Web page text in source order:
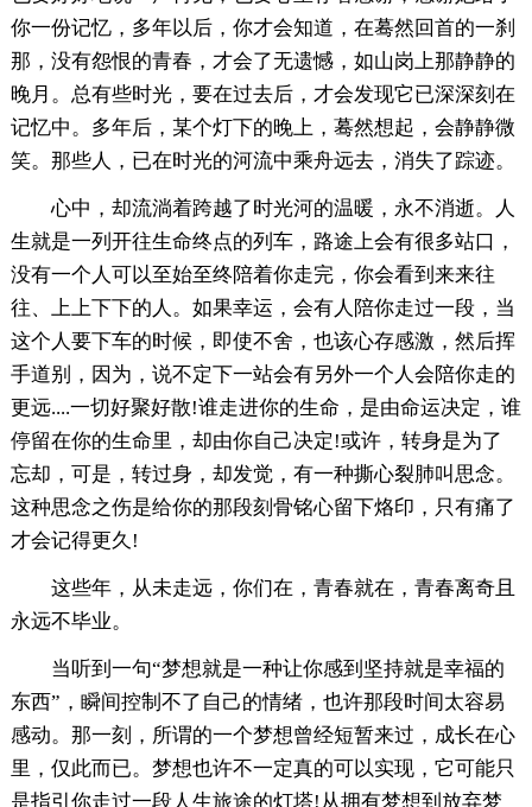
你一份记忆，多年以后，你才会知道，在蓦然回首的一刹
那，没有怨恨的青春，才会了无遗憾，如山岗上那静静的
晚月。总有些时光，要在过去后，才会发现它已深深刻在
记忆中。多年后，某个灯下的晚上，蓦然想起，会静静微
笑。那些人，已在时光的河流中乘舟远去，消失了踪迹。
心中，却流淌着跨越了时光河的温暖，永不消逝。人
生就是一列开往生命终点的列车，路途上会有很多站口，
没有一个人可以至始至终陪着你走完，你会看到来来往
往、上上下下的人。如果幸运，会有人陪你走过一段，当
这个人要下车的时候，即使不舍，也该心存感激，然后挥
手道别，因为，说不定下一站会有另外一个人会陪你走的
更远....一切好聚好散!谁走进你的生命，是由命运决定，谁
停留在你的生命里，却由你自己决定!或许，转身是为了
忘却，可是，转过身，却发觉，有一种撕心裂肺叫思念。
这种思念之伤是给你的那段刻骨铭心留下烙印，只有痛了
才会记得更久!
这些年，从未走远，你们在，青春就在，青春离奇且
永远不毕业。
当听到一句“梦想就是一种让你感到坚持就是幸福的
东西”，瞬间控制不了自己的情绪，也许那段时间太容易
感动。那一刻，所谓的一个梦想曾经短暂来过，成长在心
里，仅此而已。梦想也许不一定真的可以实现，它可能只
是指引你走过一段人生旅途的灯塔!从拥有梦想到放弃梦